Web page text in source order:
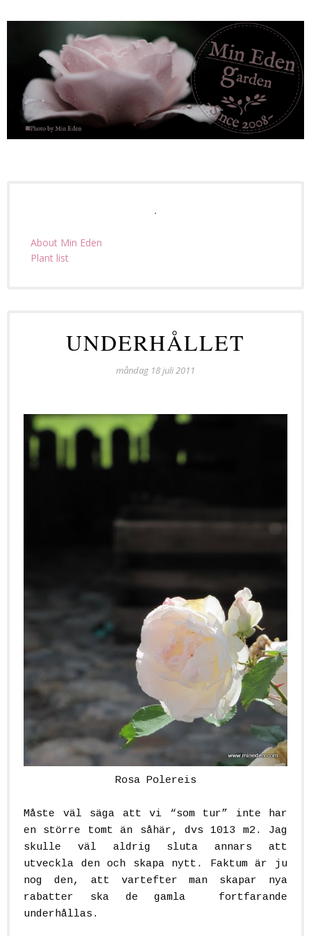
About Min Eden
Plant list
UNDERHÅLLET
måndag 18 juli 2011
Rosa Polereis
Måste väl säga att vi “som tur” inte har
en större tomt än såhär, dvs 1013 m2. Jag
skulle väl aldrig sluta annars att
utveckla den och skapa nytt. Faktum är ju
nog den, att vartefter man skapar nya
rabatter ska de gamla fortfarande
underhållas.